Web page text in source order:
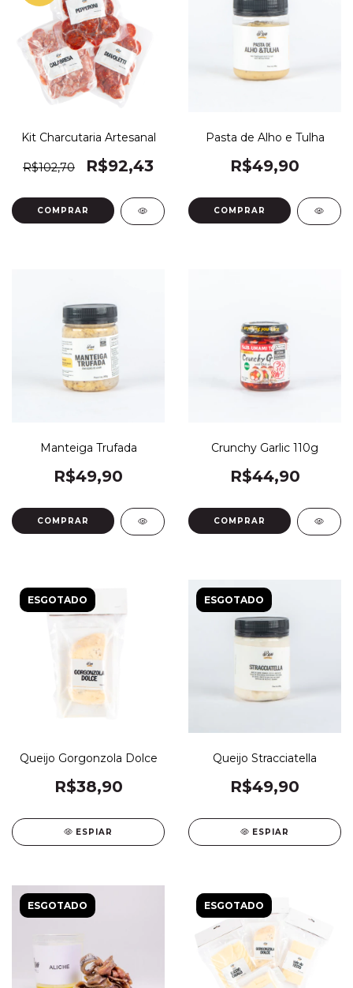
Kit Charcutaria Artesanal
R$102,70 R$92,43
Pasta de Alho e Tulha
R$49,90
Manteiga Trufada
R$49,90
Crunchy Garlic 110g
R$44,90
ESGOTADO
Queijo Gorgonzola Dolce
R$38,90
ESPIAR
ESGOTADO
Queijo Stracciatella
R$49,90
ESPIAR
ESGOTADO ESGOTADO